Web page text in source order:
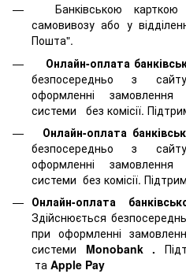
Банківською
самовивозу або у
Пошта".
Онлайн-оплата
безпосередньо з
оформленні
системи
без комісії.
Онлайн-оплата
безпосередньо з
оформленні
системи без комісії.
Онлайн-оплата
Здійснюється
при оформленні
системи Monobank .
та Apple Pay